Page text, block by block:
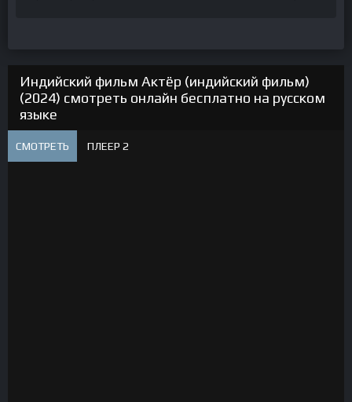
Индийский фильм Актёр (индийский фильм)
(2024) смотреть онлайн бесплатно на русском
языке
СМОТРЕТЬ ПЛЕЕР 2